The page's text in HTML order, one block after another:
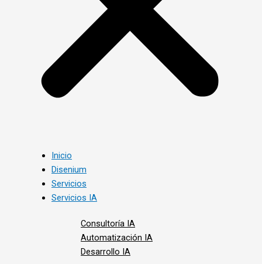
Inicio
Disenium
Servicios
Servicios IA
Consultoría IA
Automatización IA
Desarrollo IA